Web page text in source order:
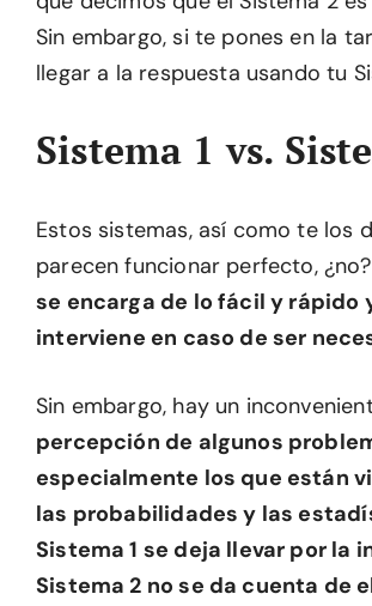
Sin embargo, si te pones en la
llegar a la respuesta usando tu
Sistema 1 vs.
Estos sistemas, así como te los
parecen funcionar perfecto, ¿no?
se encarga de lo fácil y rápido
interviene en caso de ser
Sin embargo, hay un
percepción de algunos
especialmente los que están
las probabilidades y las
Sistema 1 se deja llevar por la
Sistema 2 no se da cuenta de